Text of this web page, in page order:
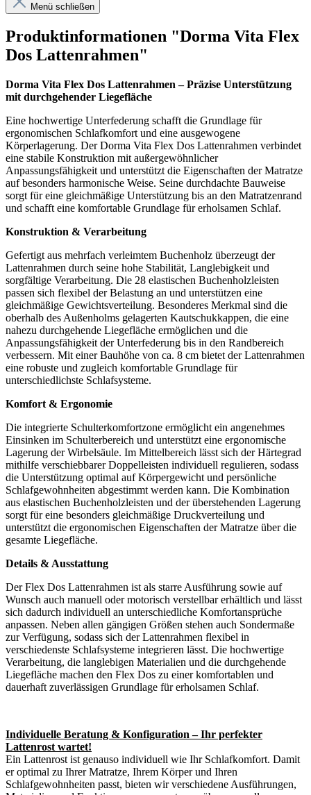
Menü schließen
Produktinformationen "Dorma Vita Flex
Dos Lattenrahmen"
Dorma Vita Flex Dos Lattenrahmen – Präzise Unterstützung
mit durchgehender Liegefläche
Eine hochwertige Unterfederung schafft die Grundlage für
ergonomischen Schlafkomfort und eine ausgewogene
Körperlagerung. Der Dorma Vita Flex Dos Lattenrahmen verbindet
eine stabile Konstruktion mit außergewöhnlicher
Anpassungsfähigkeit und unterstützt die Eigenschaften der Matratze
auf besonders harmonische Weise. Seine durchdachte Bauweise
sorgt für eine gleichmäßige Unterstützung bis an den Matratzenrand
und schafft eine komfortable Grundlage für erholsamen Schlaf.
Konstruktion & Verarbeitung
Gefertigt aus mehrfach verleimtem Buchenholz überzeugt der
Lattenrahmen durch seine hohe Stabilität, Langlebigkeit und
sorgfältige Verarbeitung. Die 28 elastischen Buchenholzleisten
passen sich flexibel der Belastung an und unterstützen eine
gleichmäßige Gewichtsverteilung. Besonderes Merkmal sind die
oberhalb des Außenholms gelagerten Kautschukkappen, die eine
nahezu durchgehende Liegefläche ermöglichen und die
Anpassungsfähigkeit der Unterfederung bis in den Randbereich
verbessern. Mit einer Bauhöhe von ca. 8 cm bietet der Lattenrahmen
eine robuste und zugleich komfortable Grundlage für
unterschiedlichste Schlafsysteme.
Komfort & Ergonomie
Die integrierte Schulterkomfortzone ermöglicht ein angenehmes
Einsinken im Schulterbereich und unterstützt eine ergonomische
Lagerung der Wirbelsäule. Im Mittelbereich lässt sich der Härtegrad
mithilfe verschiebbarer Doppelleisten individuell regulieren, sodass
die Unterstützung optimal auf Körpergewicht und persönliche
Schlafgewohnheiten abgestimmt werden kann. Die Kombination
aus elastischen Buchenholzleisten und der überstehenden Lagerung
sorgt für eine besonders gleichmäßige Druckverteilung und
unterstützt die ergonomischen Eigenschaften der Matratze über die
gesamte Liegefläche.
Details & Ausstattung
Der Flex Dos Lattenrahmen ist als starre Ausführung sowie auf
Wunsch auch manuell oder motorisch verstellbar erhältlich und lässt
sich dadurch individuell an unterschiedliche Komfortansprüche
anpassen. Neben allen gängigen Größen stehen auch Sondermaße
zur Verfügung, sodass sich der Lattenrahmen flexibel in
verschiedenste Schlafsysteme integrieren lässt. Die hochwertige
Verarbeitung, die langlebigen Materialien und die durchgehende
Liegefläche machen den Flex Dos zu einer komfortablen und
dauerhaft zuverlässigen Grundlage für erholsamen Schlaf.
Individuelle Beratung & Konfiguration – Ihr perfekter
Lattenrost wartet!
Ein Lattenrost ist genauso individuell wie Ihr Schlafkomfort. Damit
er optimal zu Ihrer Matratze, Ihrem Körper und Ihren
Schlafgewohnheiten passt, bieten wir verschiedene Ausführungen,